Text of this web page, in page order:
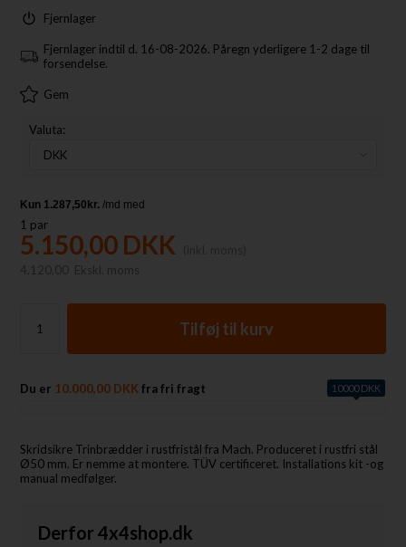
Fjernlager
Fjernlager indtil d. 16-08-2026. Påregn yderligere 1-2 dage til
forsendelse.
Gem
Valuta:
1 par
5.150,00 DKK
4.120,00
Ekskl. moms
Du er 10.000,00 DKKfra fri fragt 10000 DKK
Skridsikre Trinbrædder i rustfristål fra Mach. Produceret i rustfri stål
Ø50 mm. Er nemme at montere. TÜV certificeret. Installations kit -og
manual medfølger.
Derfor 4x4shop.dk